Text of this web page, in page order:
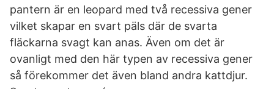
pantern är en leopard med två recessiva gener
vilket skapar en svart päls där de svarta
fläckarna svagt kan anas. Även om det är
ovanligt med den här typen av recessiva gener
så förekommer det även bland andra kattdjur.